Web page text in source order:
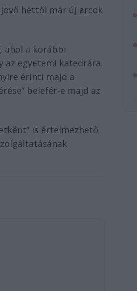
jövő héttől már új arcok
, ahol a korábbi
az egyetemi katedrára.
érinti majd a
belefér-e majd az
is értelmezhető